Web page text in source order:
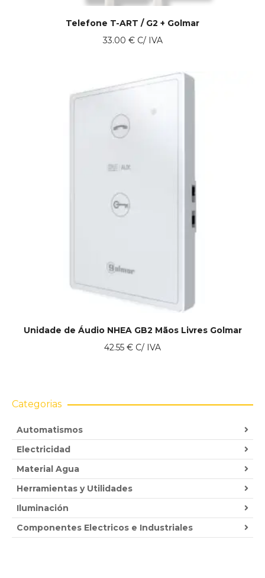
Telefone T-ART / G2 + Golmar
33.00 €C/ IVA
Unidade de Áudio NHEA GB2 Mãos Livres Golmar
42.55 € C/ IVA
Categorias
Automatismos
Electricidad
Material Agua
Herramientas y Utilidades
Iluminación
Componentes Electricos e Industriales